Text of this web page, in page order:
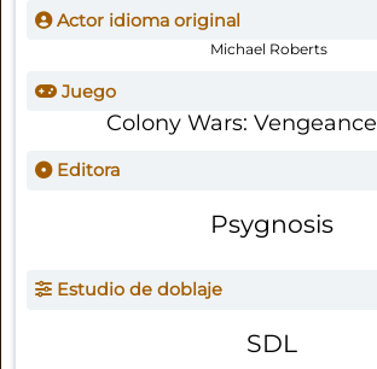
Actor idioma original
Michael Roberts
Juego
Colony Wars: Vengeance
Editora
Psygnosis
Estudio de doblaje
SDL